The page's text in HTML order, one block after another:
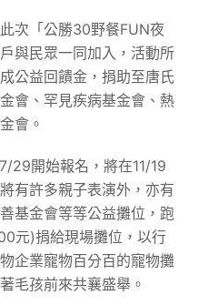
次「公勝30野餐FUN夜
與民眾一同加入，活動所
公益回饋金，捐助至唐氏
會、罕見疾病基金會、熱
會。
29開始報名，將在11/19
有許多親子表演外，亦有
基金會等等公益攤位，跑
元)捐給現場攤位，以行
企業寵物百分百的寵物攤
毛孩前來共襄盛舉。